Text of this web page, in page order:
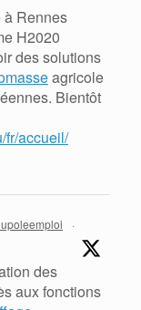
à Rennes
H2020
des solutions
agricole
Bientôt
fr/accueil/
·
des
aux fonctions